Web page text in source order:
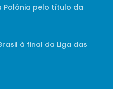
Polônia pelo título da
à final da Liga das